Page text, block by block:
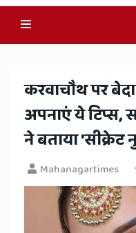
Hindi
News,
Hindi
Samachar,
Jaipur
Rajasthan
​करवाचौथ पर
अपनाएं ये टिप्स,
ने बताया 'सीक्रेट
Mahanagartimes